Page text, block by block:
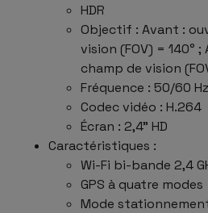
HDR
Objectif : Avant :
vision (FOV) = 140°
champ de vision
Fréquence : 50/60 Hz
Codec vidéo : H.264
Écran : 2,4" HD
Caractéristiques :
Wi-Fi bi-bande 2,4
GPS à quatre modes
Mode